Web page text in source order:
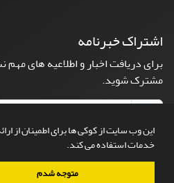
این وب سایت از کوکی ها برای اطمینان از
خدمات استفاده می کند.
متوجه شدم
اشتراک خبرنامه
برای دریافت اخبار و اطلاعیه های
مشترک شوید.